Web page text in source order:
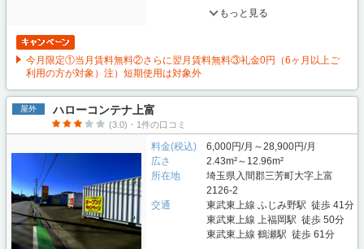
もっと見る
今月限定①当月賃料無料②さらに翌月賃料無料③礼金0円（6ヶ月以上ご
利用の方が対象）注）短期使用は対象外
屋外 ハローコンテナ上富
(3.0)・1件の口コミ
料金(税込)
6,000円/月～28,900円/月
広さ
2.43m²～12.96m²
所在地
埼玉県入間郡三芳町大字上富
2126-2
交通
東武東上線 ふじみ野駅 徒歩 41分
東武東上線 上福岡駅 徒歩 50分
東武東上線 鶴瀬駅 徒歩 61分